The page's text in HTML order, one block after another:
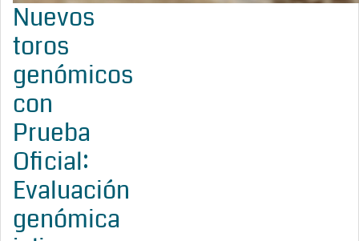
Nuevos
toros
genómicos
con
Prueba
Oficial:
Evaluación
genómica